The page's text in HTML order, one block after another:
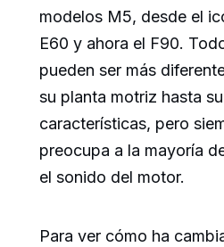
modelos M5, desde el
E60 y ahora el F90.
pueden ser más
su planta motriz hasta
características, pero
preocupa a la mayoría
el sonido del motor.
Para ver cómo ha